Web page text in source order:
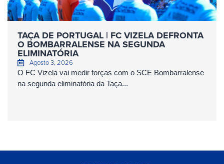
TAÇA DE PORTUGAL | FC VIZELA DEFRONTA
O BOMBARRALENSE NA SEGUNDA
ELIMINATÓRIA
Agosto 3, 2026
O FC Vizela vai medir forças com o SCE Bombarralense
na segunda eliminatória da Taça...